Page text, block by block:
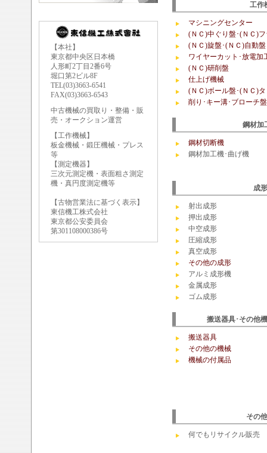
【本社】
東京都中央区日本橋
人形町2丁目2番6号
堀口第2ビル8F
TEL(03)3663-6541
FAX(03)3663-6543
中古機械の買取り・整備・販
売・オークション運営
【工作機械】
板金機械・鍛圧機械・プレス
等
【測定機器】
三次元測定機・表面粗さ測定
機・真円度測定機等
【古物営業法に基づく表示】
東信機工株式会社
東京都公安委員会
第301108000386号
工作
マシニングセンター
(ＮＣ)中ぐり盤･(ＮＣ)
(ＮＣ)旋盤･(ＮＣ)自動盤
ワイヤーカット･放電加
(ＮＣ)研削盤
仕上げ機械
(ＮＣ)ボール盤･(ＮＣ)
削り･キー溝･ブローチ
鋼材加
鋼材切断機
鋼材加工機･曲げ機
成
射出成形
押出成形
中空成形
圧縮成形
真空成形
その他の成形
アルミ成形機
金属成形
ゴム成形
搬送器具･その他
搬送器具
その他の機械
機械の付属品
その
何でもリサイクル販売